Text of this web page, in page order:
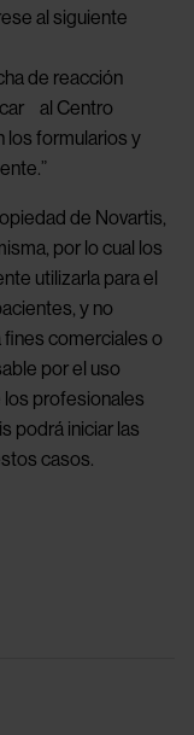
al siguiente
de reacción
al Centro
los formularios y
de Novartis,
por lo cual los
utilizarla para el
y no
fines comerciales o
por el uso
los profesionales
podrá iniciar las
casos.